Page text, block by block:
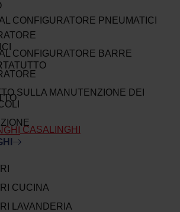
CONFIGURATORE PNEUMATICI
CONFIGURATORE BARRE
SULLA MANUTENZIONE DEI
CASALINGHI
CUCINA
LAVANDERIA